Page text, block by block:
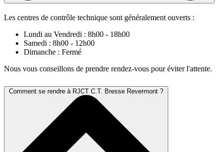
Les centres de contrôle technique sont généralement ouverts :
Lundi au Vendredi : 8h00 - 18h00
Samedi : 8h00 - 12h00
Dimanche : Fermé
Nous vous conseillons de prendre rendez-vous pour éviter l'attente.
Comment se rendre à RJCT C.T. Bresse Revermont ?